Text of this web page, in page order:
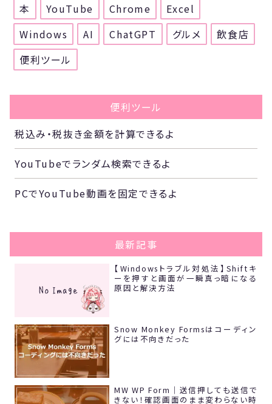
本
YouTube Chrome
Excel
Windows
AI ChatGPT グルメ
飲食店
便利ツール
便利ツール
税込み・税抜き金額を計算できるよ
YouTubeでランダム検索できるよ
PCでYouTube動画を固定できるよ
最新記事
【Windowsトラブル対処法】Shiftキ
ーを押すと画面が一瞬真っ暗になる
原因と解決方法
Snow Monkey Formsはコーディン
グには不向きだった
MW WP Form｜送信押しても送信で
きない！確認画面のまま変わらない時